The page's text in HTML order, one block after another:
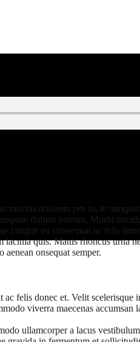
mucius dolorem pro in, te
dolresr bovum. Morbi
congue eu consequat ac felis
lacinia quis. Mattis rhoncus urna
onsequat semper.
felis donec et. Velit scelerisque
viverra maecenas accumsan
ullamcorper a lacus